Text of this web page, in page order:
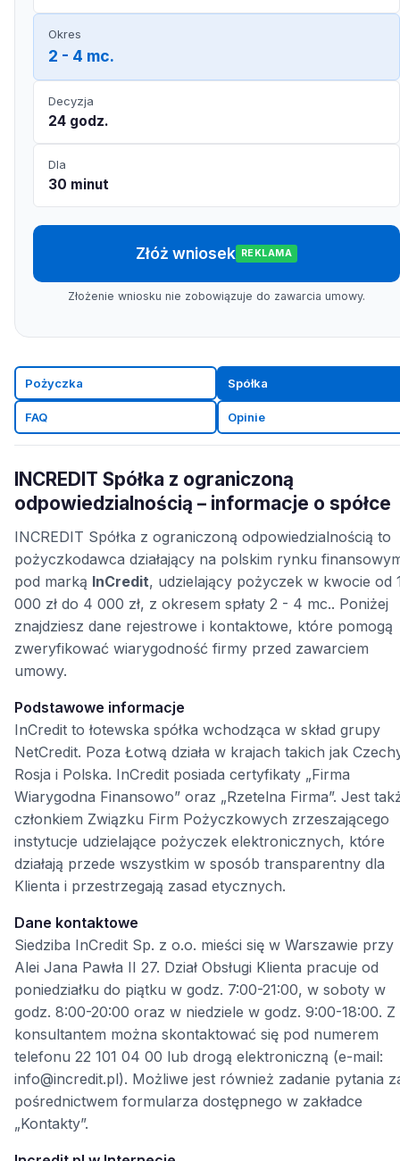
Okres
2 - 4 mc.
Decyzja
24 godz.
Dla
30 minut
Złóż wniosek REKLAMA
Złożenie wniosku nie zobowiązuje do zawarcia umowy.
Pożyczka Spółka
FAQ Opinie
INCREDIT Spółka z ograniczoną
odpowiedzialnością – informacje o spółce
INCREDIT Spółka z ograniczoną odpowiedzialnością to
pożyczkodawca działający na polskim rynku
pod marką InCredit, udzielający pożyczek w kwocie od
000 zł do 4 000 zł, z okresem spłaty 2 - 4 mc.. Poniżej
znajdziesz dane rejestrowe i kontaktowe, które pomogą
zweryfikować wiarygodność firmy przed zawarciem
umowy.
Podstawowe informacje
InCredit to łotewska spółka wchodząca w skład grupy
NetCredit. Poza Łotwą działa w krajach takich jak
Rosja i Polska. InCredit posiada certyfikaty „Firma
Wiarygodna Finansowo” oraz „Rzetelna Firma”. Jest
członkiem Związku Firm Pożyczkowych zrzeszającego
instytucje udzielające pożyczek elektronicznych, które
działają przede wszystkim w sposób transparentny dla
Klienta i przestrzegają zasad etycznych.
Dane kontaktowe
Siedziba InCredit Sp. z o.o. mieści się w Warszawie przy
Alei Jana Pawła II 27. Dział Obsługi Klienta pracuje od
poniedziałku do piątku w godz. 7:00-21:00, w soboty w
godz. 8:00-20:00 oraz w niedziele w godz. 9:00-18:00. Z
konsultantem można skontaktować się pod numerem
telefonu 22 101 04 00 lub drogą elektroniczną (e-mail:
info@incredit.pl). Możliwe jest również zadanie pytania
pośrednictwem formularza dostępnego w zakładce
„Kontakty”.